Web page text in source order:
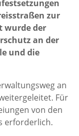
zur
wurde der
an der
und die
an
Für
von den
erforderlich.